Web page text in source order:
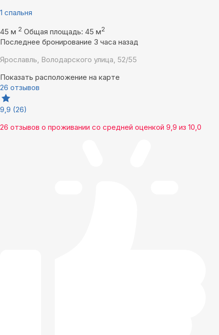
1 спальня
45 м 2 Общая площадь: 45 м2
Последнее бронирование 3 часа назад
Ярославль, Володарского улица, 52/55
Показать расположение на карте
26 отзывов
9,9 (26)
26 отзывов о проживании со средней оценкой 9,9 из 10,0